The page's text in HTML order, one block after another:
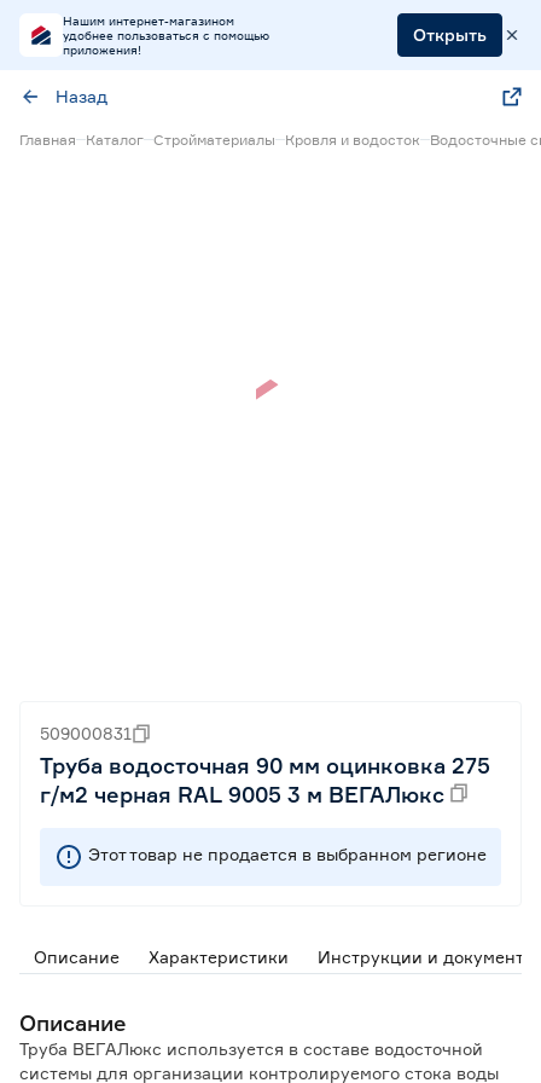
Нашим интернет-магазином
удобнее пользоваться с помощью
приложения!
Открыть
Назад
Главная Каталог Стройматериалы Кровля и водосток Водосточные
509000831
Труба водосточная 90 мм оцинковка 275
г/м2 черная RAL 9005 3 м ВЕГАЛюкс
Этот товар не продается в выбранном регионе
Описание Характеристики Инструкции и документы
Описание
Труба ВЕГАЛюкс используется в составе водосточной
системы для организации контролируемого стока воды